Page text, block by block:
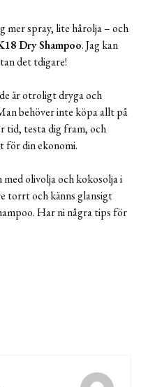
mer spray, lite hårolja – och
Dry Shampoo. Jag kan
det tdigare!
är otroligt dryga och
behöver inte köpa allt på
tid, testa dig fram, och
för din ekonomi.
olivolja och kokosolja i
torrt och känns glansigt
Har ni några tips för